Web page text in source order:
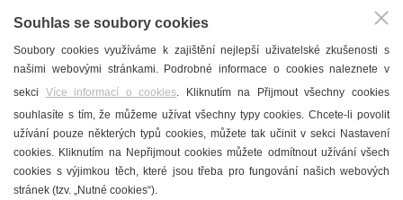
Souhlas se soubory cookies
Soubory cookies využíváme k zajištění nejlepší uživatelské zkušenosti s
našimi webovými stránkami. Podrobné informace o cookies naleznete v
sekci Více informací o cookies. Kliknutím na Přijmout všechny cookies
souhlasíte s tím, že můžeme užívat všechny typy cookies. Chcete-li povolit
užívání pouze některých typů cookies, můžete tak učinit v sekci Nastavení
cookies. Kliknutím na Nepřijmout cookies můžete odmítnout užívání všech
cookies s výjimkou těch, které jsou třeba pro fungování našich webových
stránek (tzv. „Nutné cookies“).